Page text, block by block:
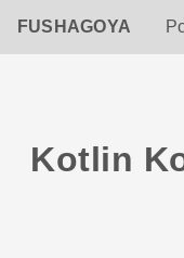
FUSHAGOYA
Kotlin